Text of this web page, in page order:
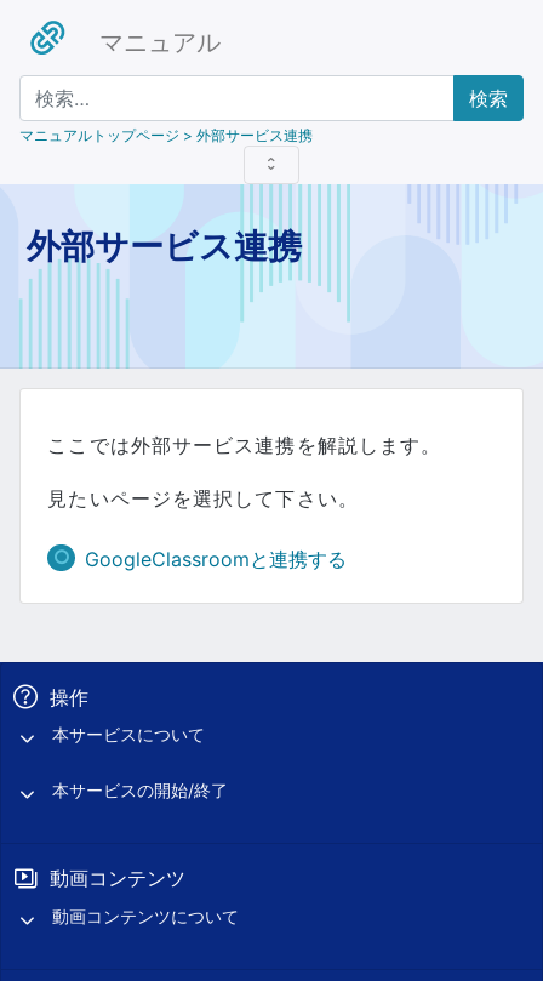
マニュアル
検索
マニュアルトップページ > 外部サービス連携
外部サービス連携
ここでは外部サービス連携を解説します。
見たいページを選択して下さい。
GoogleClassroomと連携する
操作
本サービスについて
本サービスの開始/終了
動画コンテンツ
動画コンテンツについて